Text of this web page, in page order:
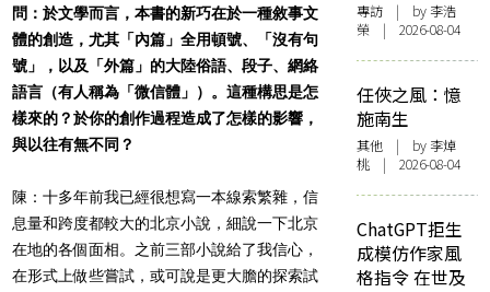
問：於文學而言，本書的新巧在於一種敘事文
體的創造，尤其「內篇」全用頓號、「沒有句
號」，以及「外篇」的大陸俗語、段子、網絡
語言（有人稱為「微信體」）。這種構思是怎
樣來的？於你的創作過程造成了怎樣的影響，
與以往有無不同？
陳：十多年前我已經很想寫一本線索繁雜，信
息量和跨度都較大的北京小說，細說一下北京
在地的各個面相。之前三部小說給了我信心，
在形式上做些嘗試，或可說是更大膽的探索試
專訪 | by 李浩
榮 | 2026-08-04
任俠之風：憶
施南生
其他 | by 李焯
桃 | 2026-08-04
ChatGPT拒生
成模仿作家風
格指令 在世及